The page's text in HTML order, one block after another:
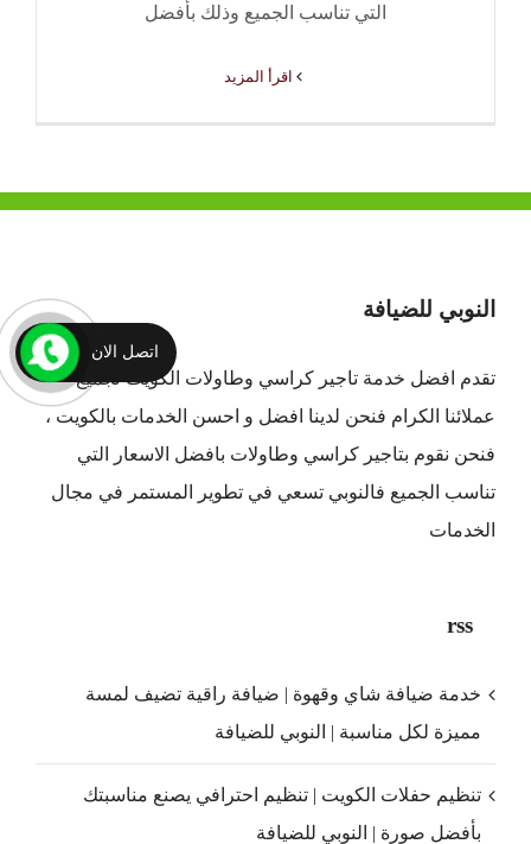
التي تناسب الجميع وذلك بأفضل
النوبي للضيافة
تقدم افضل خدمة تاجير كراسي وطاولات الكويتلجميع
عملائنا الكرام فنحن لدينا افضل و احسن الخدمات بالكويت ،
فنحن نقوم بتاجير كراسي وطاولات بافضل الاسعار التي
تناسب الجميع فالنوبي تسعي في تطوير المستمر في مجال
الخدمات
rss
خدمة ضيافة شاي وقهوة | ضيافة راقية تضيف لمسة
مميزة لكل مناسبة | النوبي للضيافة
تنظيم حفلات الكويت | تنظيم احترافي يصنع مناسبتك
بأفضل صورة | النوبي للضيافة
اتصل الان